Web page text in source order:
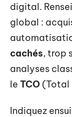
digital.
global :
cachés, trop
analyses
le TCO (Total
Indiquez